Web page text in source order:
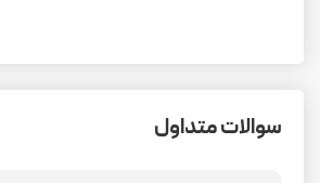
سوالات متداول